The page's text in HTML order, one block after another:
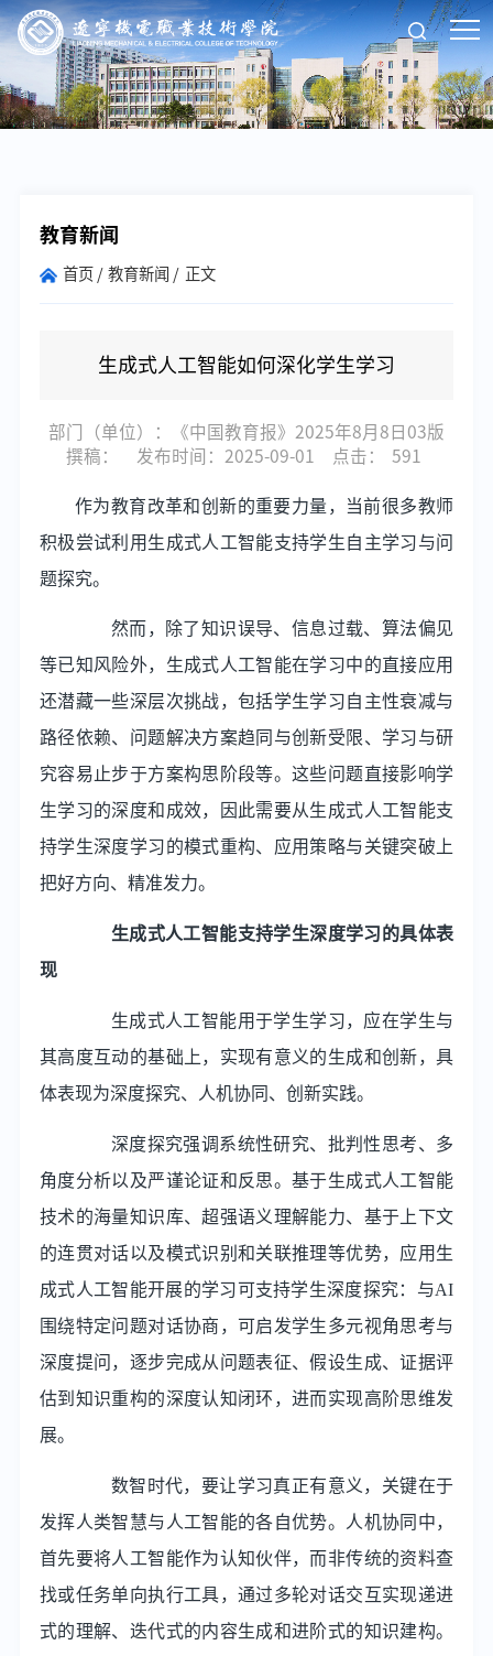
教育新闻
首页 教育新闻 正文
生成式人工智能如何深化学生学习
部门（单位）：《中国教育报》2025年8月8日03版
撰稿：
发布时间：2025-09-01 点击： 591
作为教育改革和创新的重要力量，当前很多教师
积极尝试利用生成式人工智能支持学生自主学习与问
题探究。
然而，除了知识误导、信息过载、算法偏见
等已知风险外，生成式人工智能在学习中的直接应用
还潜藏一些深层次挑战，包括学生学习自主性衰减与
路径依赖、问题解决方案趋同与创新受限、学习与研
究容易止步于方案构思阶段等。这些问题直接影响学
生学习的深度和成效，因此需要从生成式人工智能支
持学生深度学习的模式重构、应用策略与关键突破上
把好方向、精准发力。
生成式人工智能支持学生深度学习的具体表
现
生成式人工智能用于学生学习，应在学生与
其高度互动的基础上，实现有意义的生成和创新，具
体表现为深度探究、人机协同、创新实践。
深度探究强调系统性研究、批判性思考、多
角度分析以及严谨论证和反思。基于生成式人工智能
技术的海量知识库、超强语义理解能力、基于上下文
的连贯对话以及模式识别和关联推理等优势，应用生
成式人工智能开展的学习可支持学生深度探究：与AI
围绕特定问题对话协商，可启发学生多元视角思考与
深度提问，逐步完成从问题表征、假设生成、证据评
估到知识重构的深度认知闭环，进而实现高阶思维发
展。
数智时代，要让学习真正有意义，关键在于
发挥人类智慧与人工智能的各自优势。人机协同中，
首先要将人工智能作为认知伙伴，而非传统的资料查
找或任务单向执行工具，通过多轮对话交互实现递进
式的理解、迭代式的内容生成和进阶式的知识建构。